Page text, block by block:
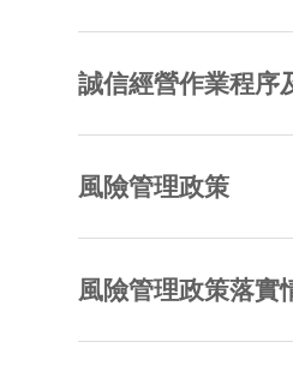
誠信經營作業程序
風險管理政策
風險管理政策落實